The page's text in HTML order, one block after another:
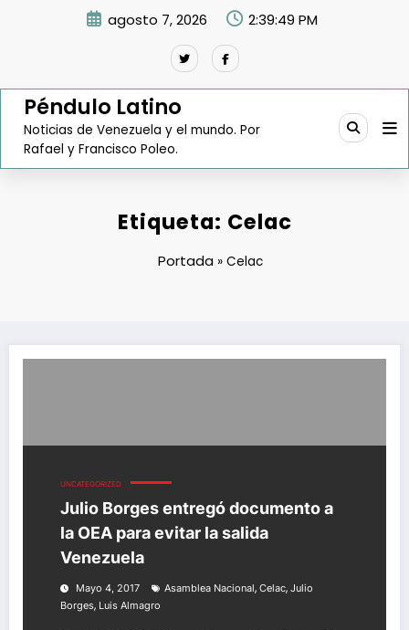
agosto 7, 2026 2:39:50 PM
Péndulo Latino
Noticias de Venezuela y el mundo. Por
Rafael y Francisco Poleo.
Etiqueta: Celac
Portada »Celac
UNCATEGORIZED
Julio Borges entregó documento a
la OEA para evitar la salida
Venezuela
Mayo 4, 2017 Asamblea Nacional, Celac, Julio
Borges, Luis Almagro